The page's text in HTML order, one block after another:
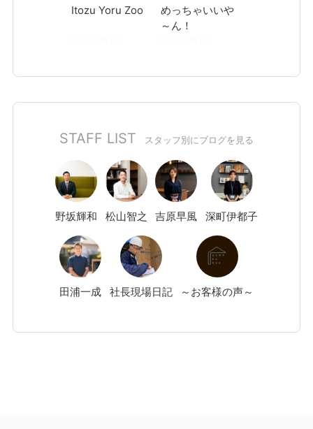
Itozu Yoru Zoo
めっちゃいいや
～ん！
STAFF LIST スタッフ別にブログを見る
野坂輝和 松山智之 吉原早風 深町伊都子
田浦一成 社長現場日記 ～お客様の声～